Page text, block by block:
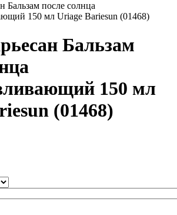
Бальзам после солнца
150 мл Uriage Bariesun (01468)
Бальзам
150 мл
(01468)